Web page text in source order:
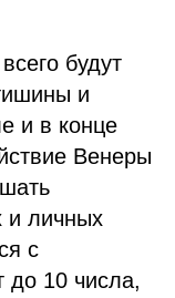
будут
и
и в конце
Венеры
и личных
с
до 10 числа,